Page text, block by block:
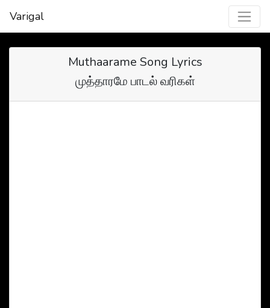
Varigal
Muthaarame Song Lyrics
முத்தாரமே பாடல் வரிகள்